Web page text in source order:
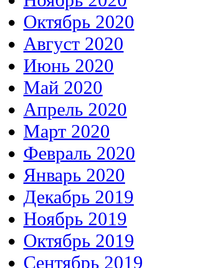
Октябрь 2020
Август 2020
Июнь 2020
Май 2020
Апрель 2020
Март 2020
Февраль 2020
Январь 2020
Декабрь 2019
Ноябрь 2019
Октябрь 2019
Сентябрь 2019